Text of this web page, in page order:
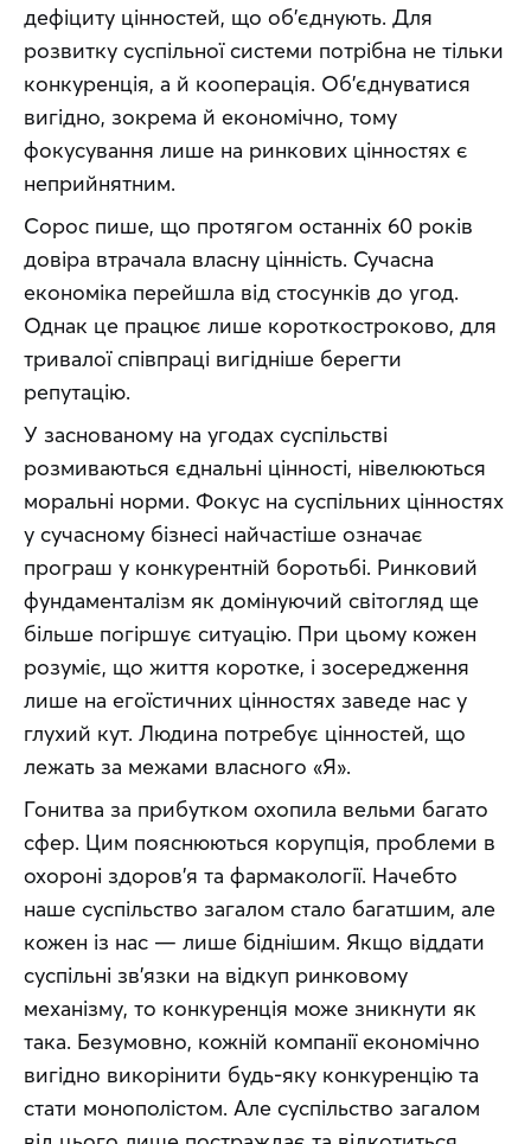
дефіциту цінностей, що об’єднують. Для
розвитку суспільної системи потрібна не тільки
конкуренція, а й кооперація. Об’єднуватися
вигідно, зокрема й економічно, тому
фокусування лише на ринкових цінностях є
неприйнятним.
Сорос пише, що протягом останніх 60 років
довіра втрачала власну цінність. Сучасна
економіка перейшла від стосунків до угод.
Однак це працює лише короткостроково, для
тривалої співпраці вигідніше берегти
репутацію.
У заснованому на угодах суспільстві
розмиваються єднальні цінності, нівелюються
моральні норми. Фокус на суспільних цінностях
у сучасному бізнесі найчастіше означає
програш у конкурентній боротьбі. Ринковий
фундаменталізм як домінуючий світогляд ще
більше погіршує ситуацію. При цьому кожен
розуміє, що життя коротке, і зосередження
лише на егоїстичних цінностях заведе нас у
глухий кут. Людина потребує цінностей, що
лежать за межами власного «Я».
Гонитва за прибутком охопила вельми багато
сфер. Цим пояснюються корупція, проблеми в
охороні здоров’я та фармакології. Начебто
наше суспільство загалом стало багатшим, але
кожен із нас — лише біднішим. Якщо віддати
суспільні зв’язки на відкуп ринковому
механізму, то конкуренція може зникнути як
така. Безумовно, кожній компанії економічно
вигідно викорінити будь-яку конкуренцію та
стати монополістом. Але суспільство загалом